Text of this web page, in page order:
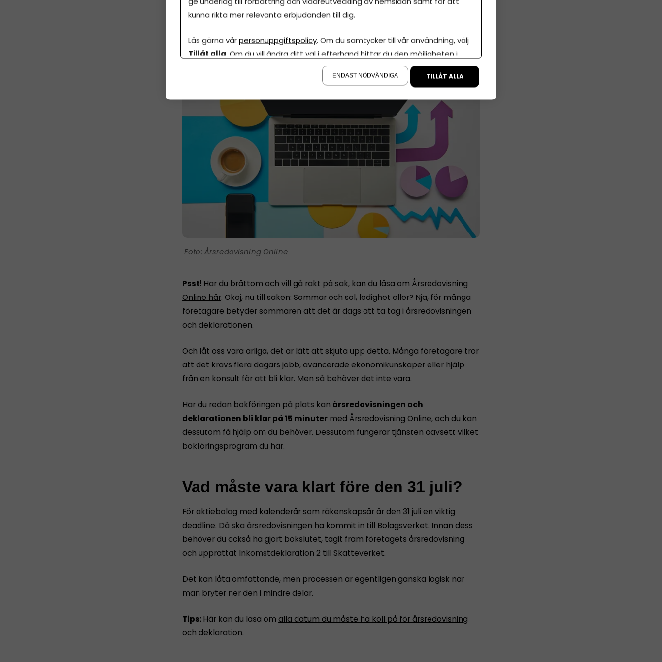
1 juni, 2026• Uppdaterades 1 augusti, 2026 • 5 minuters läsning
Årsredovisning Online
Psst! Har du bråttom och vill gå rakt på sak, kan du läsa om Årsredovisning
Online här. Okej, nu till saken: Sommar och sol, ledighet eller? Nja, för många
företagare betyder sommaren att det är dags att ta tag i årsredovisningen
och deklarationen.
Och låt oss vara ärliga, det är lätt att skjuta upp detta. Många företagare tror
att det krävs flera dagars jobb, avancerade ekonomikunskaper eller hjälp
från en konsult för att bli klar. Men så behöver det inte vara.
Har du redan bokföringen på plats kan årsredovisningen och
deklarationen bli klar på 15 minuter med Årsredovisning Online, och du kan
dessutom få hjälp om du behöver. Dessutom fungerar tjänsten oavsett vilket
bokföringsprogram du har.
Vad måste vara klart före den 31 juli?
För aktiebolag med kalenderår som räkenskapsår är den 31 juli en viktig
deadline. Då ska årsredovisningen ha kommit in till Bolagsverket. Innan dess
behöver du också ha gjort bokslutet, tagit fram företagets årsredovisning
och upprättat Inkomstdeklaration 2 till Skatteverket.
Det kan låta omfattande, men processen är egentligen ganska logisk när
man bryter ner den i mindre delar.
Tips:Här kan du läsa om alla datum du måste ha koll på för årsredovisning
och deklaration.
kunna rikta mer relevanta erbjudanden till dig.
Läs gärna vårpersonuppgiftspolicy. Om du samtycker till vår användning, välj
Tillåt alla . Om du vill ändra ditt val i efterhand hittar du den möjligheten i
ENDAST NÖDVÄNDIGA TILLÅT ALLA